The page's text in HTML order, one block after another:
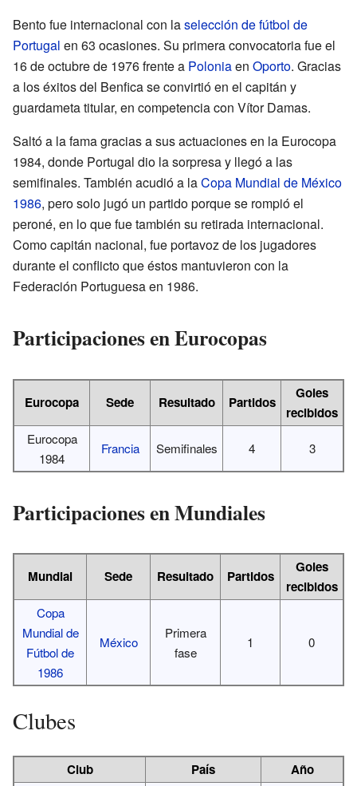
Bento fue internacional con laselección de fútbol de
Portugal en 63 ocasiones. Su primera convocatoria fue el
16 de octubre de 1976 frente a Poloniaen Oporto. Gracias
a los éxitos del Benfica se convirtió en el capitán y
guardameta titular, en competencia con Vítor Damas.
Saltó a la fama gracias a sus actuaciones en la Eurocopa
1984, donde Portugal dio la sorpresa y llegó a las
semifinales. También acudió a laCopa Mundial de México
1986, pero solo jugó un partido porque se rompió el
peroné, en lo que fue también su retirada internacional.
Como capitán nacional, fue portavoz de los jugadores
durante el conflicto que éstos mantuvieron con la
Federación Portuguesa en 1986.
Participaciones en Eurocopas
Eurocopa Sede Resultado Partidos
Goles
recibidos
Eurocopa
1984
Francia Semifinales 4 3
Participaciones en Mundiales
Mundial Sede Resultado Partidos
Goles
recibidos
Copa
Mundial de
Fútbol de
1986
México
Primera
fase
1 0
Clubes
Club País Año